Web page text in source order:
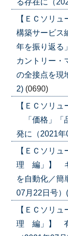
【ＥＣソリ
構築サービ
年を振り返
カントリー
の全接点を現
2) (0690)
【ＥＣソリ
「価格」「
発に（2021
【ＥＣソリ
理 編」】 キ
を自動化／簡
07月22日号）
【ＥＣソリ
理 編」】 有